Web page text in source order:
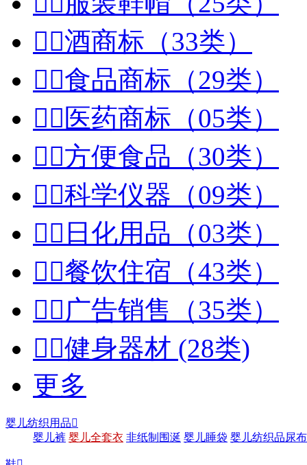
酒商标（33类）
食品商标（29类）
医药商标（05类）
方便食品（30类）
科学仪器（09类）
 日化用品（03类）
餐饮住宿（43类）
广告销售（35类）
健身器材 (28类)
更多
婴儿纺织用品
婴儿裤 婴儿全套衣 非纸制围涎 婴儿睡袋 婴儿纺织品尿布